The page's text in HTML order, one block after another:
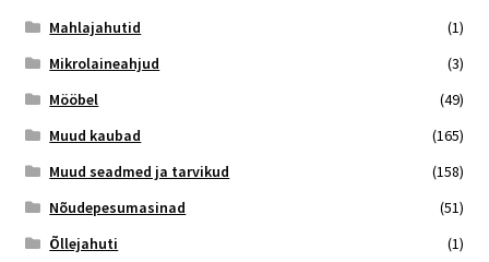
Mahlajahutid
(1)
Mikrolaineahjud
(3)
Mööbel
(49)
Muud kaubad
(165)
Muud seadmed ja tarvikud
(158)
Nõudepesumasinad
(51)
Õllejahuti
(1)